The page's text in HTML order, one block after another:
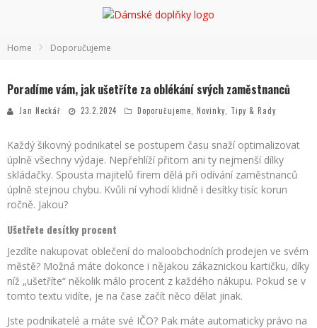
Home Doporučujeme
Poradíme vám, jak ušetříte za oblékání svých zaměstnanců
Jan Neckář 23.2.2024 Doporučujeme Novinky Tipy & Rady
Každý šikovný podnikatel se postupem času snaží optimalizovat
úplně všechny výdaje. Nepřehlíží přitom ani ty nejmenší dílky
skládačky. Spousta majitelů firem dělá při odívání zaměstnanců
úplně stejnou chybu. Kvůli ní vyhodí klidně i desítky tisíc korun
ročně. Jakou?
Ušetřete desítky procent
Jezdíte nakupovat oblečení do maloobchodních prodejen ve svém
městě? Možná máte dokonce i nějakou zákaznickou kartičku, díky
níž „ušetříte“ několik málo procent z každého nákupu. Pokud se v
tomto textu vidíte, je na čase začít něco dělat jinak.
Jste podnikatelé a máte své IČO? Pak máte automaticky právo na